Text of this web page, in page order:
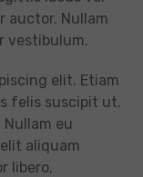
auctor. Nullam
vestibulum.
elit. Etiam
felis suscipit ut.
eu
aliquam
libero,